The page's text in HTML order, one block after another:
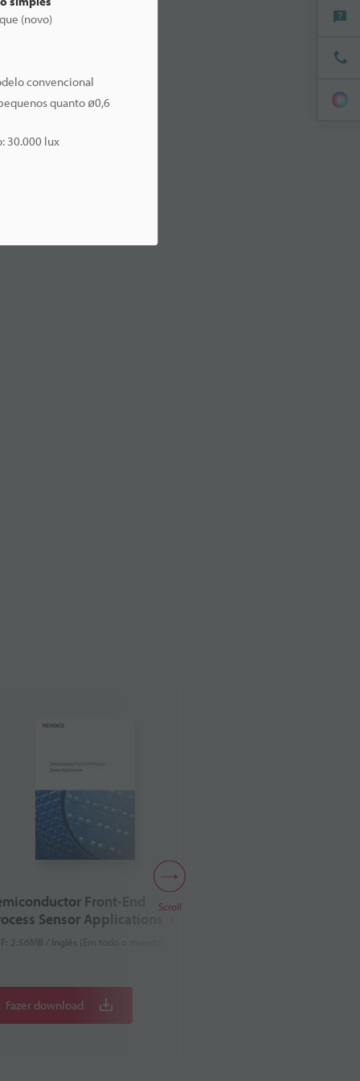
Front-End
Sensor Applications
2.56MB / Inglês (Em todo o mundo)
Fazer download
Scroll
(novo)
convencional
quanto ø0,6
30.000 lux